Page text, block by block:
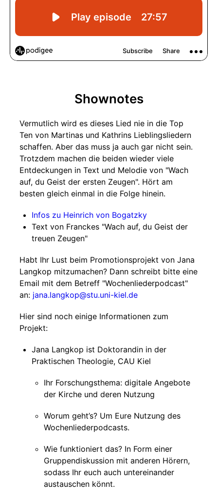
Shownotes
Vermutlich wird es dieses Lied nie in die Top
Ten von Martinas und Kathrins Lieblingsliedern
schaffen. Aber das muss ja auch gar nicht sein.
Trotzdem machen die beiden wieder viele
Entdeckungen in Text und Melodie von "Wach
auf, du Geist der ersten Zeugen". Hört am
besten gleich einmal in die Folge hinein.
Infos zu Heinrich von Bogatzky
Text von Franckes "Wach auf, du Geist der
treuen Zeugen"
Habt Ihr Lust beim Promotionsprojekt von Jana
Langkop mitzumachen? Dann schreibt bitte eine
Email mit dem Betreff "Wochenliederpodcast"
an: jana.langkop@stu.uni-kiel.de
Hier sind noch einige Informationen zum
Projekt:
Jana Langkop ist Doktorandin in der
Praktischen Theologie, CAU Kiel
Ihr Forschungsthema: digitale Angebote
der Kirche und deren Nutzung
Worum geht’s? Um Eure Nutzung des
Wochenliederpodcasts.
Wie funktioniert das? In Form einer
Gruppendiskussion mit anderen Hörern,
sodass Ihr euch auch untereinander
austauschen könnt.